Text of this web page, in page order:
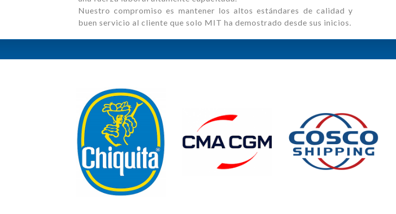
Nuestro compromiso es mantener los altos estándares de calidad y
buen servicio al cliente que solo MIT ha demostrado desde sus inicios.